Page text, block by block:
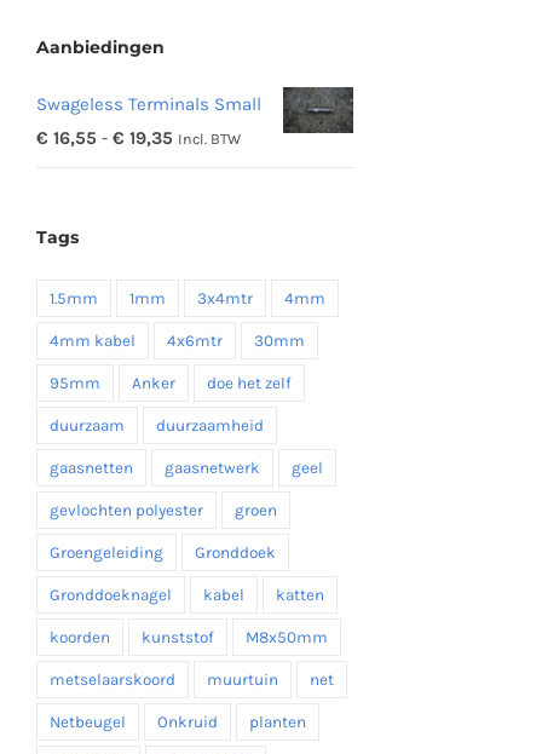
Aanbiedingen
Swageless Terminals Small
€ 16,55 - € 19,35 Prijsklasse:
Incl. BTW
Tags
1.5mm 1mm 3x4mtr 4mm
4mm kabel 4x6mtr 30mm
95mm Anker doe het zelf
duurzaam duurzaamheid
gaasnetten gaasnetwerk geel
gevlochten polyester groen
Groengeleiding Gronddoek
Gronddoeknagel kabel katten
koorden kunststof M8x50mm
metselaarskoord muurtuin net
Netbeugel Onkruid planten